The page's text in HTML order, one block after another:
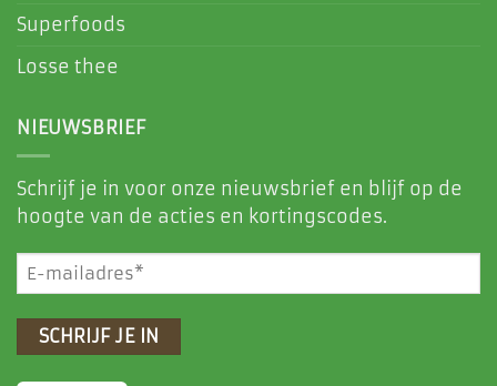
Superfoods
Losse thee
NIEUWSBRIEF
Schrijf je in voor onze nieuwsbrief en blijf op de
hoogte van de acties en kortingscodes.
E-
mailadres
(Vereist)